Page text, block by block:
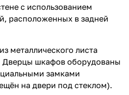
с использованием
расположенных в задней
металлического листа
Дверцы шкафов оборудованы
замками
на двери под стеклом).